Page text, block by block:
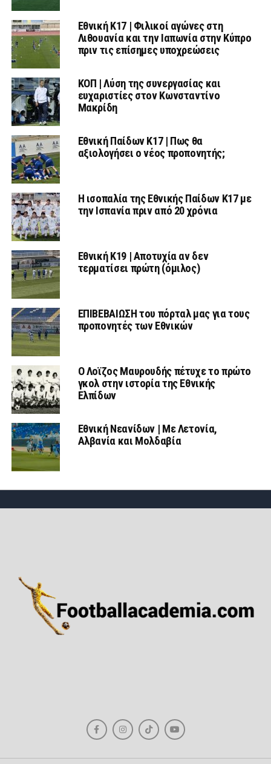
Εθνική K17 | Φιλικοί αγώνες στη
Λιθουανία και την Ιαπωνία στην Κύπρο
πριν τις επίσημες υποχρεώσεις
ΚΟΠ | Λύση της συνεργασίας και
ευχαριστίες στον Κωνσταντίνο
Μακρίδη
Εθνική Παίδων Κ17 | Πως θα
αξιολογήσει ο νέος προπονητής;
Η ισοπαλία της Εθνικής Παίδων Κ17 με
την Ισπανία πριν από 20 χρόνια
Εθνική Κ19 | Αποτυχία αν δεν
τερματίσει πρώτη (όμιλος)
ΕΠΙΒΕΒΑΙΩΣΗ του πόρταλ μας για τους
προπονητές των Εθνικών
Ο Λοϊζος Μαυρουδής πέτυχε το πρώτο
γκολ στην ιστορία της Εθνικής
Ελπίδων
Εθνική Νεανίδων | Mε Λετονία,
Αλβανία και Μολδαβία